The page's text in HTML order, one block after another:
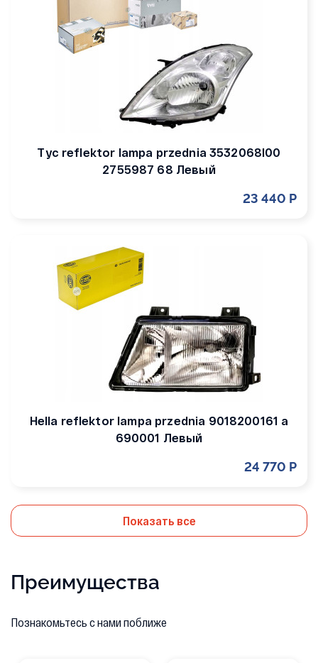
Tyc reflektor lampa przednia 3532068l00
2755987 68 Левый
23 440 Р
Hella reflektor lampa przednia 9018200161 a
690001 Левый
24 770 Р
Показать все
Преимущества
Познакомьтесь с нами поближе